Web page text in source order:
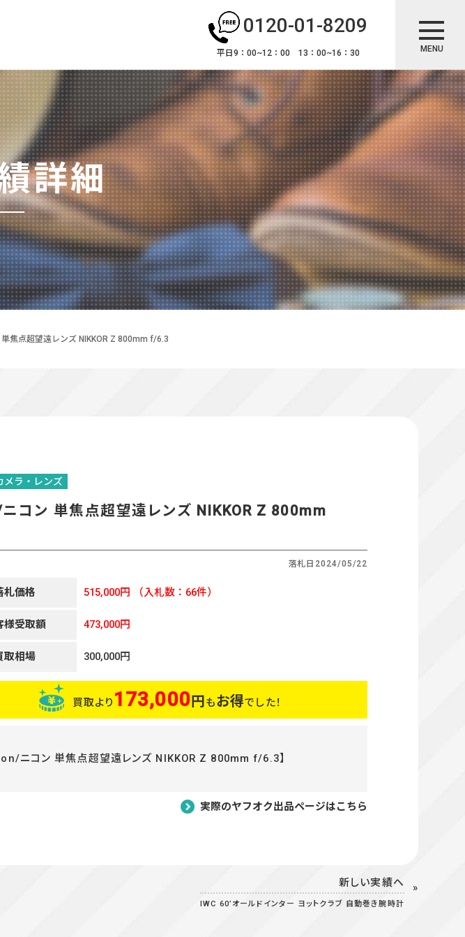
0120-01-8209
平日9：00~12：00 13：00~16：30 MENU
詳細
焦点超望遠レンズ NIKKOR Z 800mm f/6.3
メラ・レンズ
コン 単焦点超望遠レンズ NIKKOR Z 800mm
落札日 2024/05/22
札価格 515,000円 （入札数：66件）
様受取額 473,000円
取相場 300,000円
買取より 173,000円もお得でした！
ニコン 単焦点超望遠レンズ NIKKOR Z 800mm f/6.3】
実際のヤフオク出品ページはこちら
新しい実績へ
IWC 60’オールドインター ヨットクラブ 自動巻き腕時計